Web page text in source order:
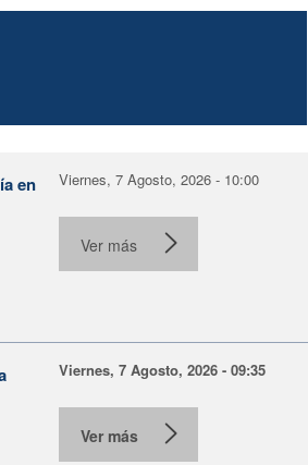
en
Viernes, 7 Agosto, 2026 - 10:00
Ver más
Viernes, 7 Agosto, 2026 - 09:35
Ver más